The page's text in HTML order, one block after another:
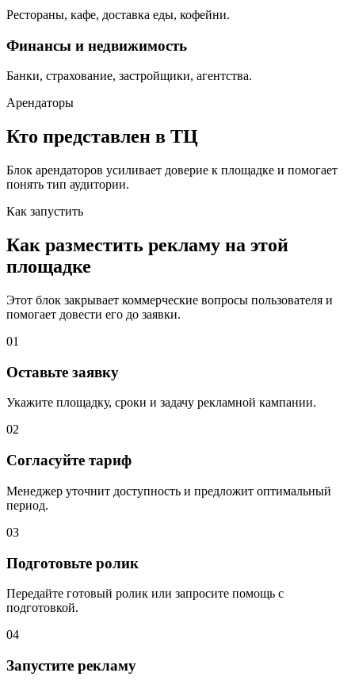
Рестораны, кафе, доставка еды, кофейни.
Финансы и недвижимость
Банки, страхование, застройщики, агентства.
Арендаторы
Кто представлен в ТЦ
Блок арендаторов усиливает доверие к площадке и помогает
понять тип аудитории.
Как запустить
Как разместить рекламу на этой
площадке
Этот блок закрывает коммерческие вопросы пользователя и
помогает довести его до заявки.
01
Оставьте заявку
Укажите площадку, сроки и задачу рекламной кампании.
02
Согласуйте тариф
Менеджер уточнит доступность и предложит оптимальный
период.
03
Подготовьте ролик
Передайте готовый ролик или запросите помощь с
подготовкой.
04
Запустите рекламу